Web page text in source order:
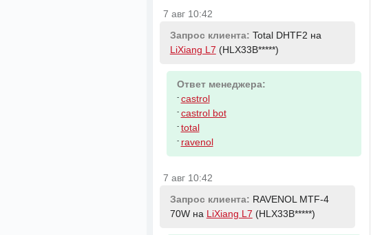
7 авг 10:42
Запрос клиента: Total DHTF2 на
LiXiang L7 (HLX33B*****)
Ответ менеджера:
- castrol
- castrol bot
- total
- ravenol
7 авг 10:42
Запрос клиента: RAVENOL MTF-4
70W на
LiXiang L7 (HLX33B*****)